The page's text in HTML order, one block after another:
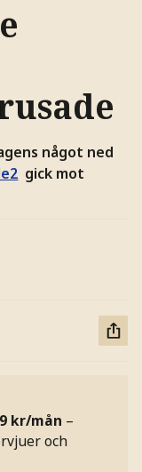
något ned
gick mot
kr/mån –
och